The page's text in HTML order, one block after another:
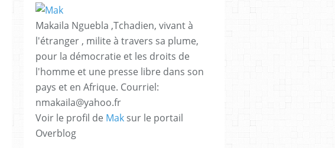
Makaila Nguebla ,Tchadien, vivant à
l'étranger , milite à travers sa plume,
pour la démocratie et les droits de
l'homme et une presse libre dans son
pays et en Afrique. Courriel:
nmakaila@yahoo.fr
Voir le profil de Mak sur le portail
Overblog